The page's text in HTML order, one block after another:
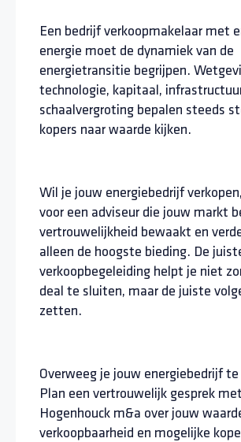
Een bedrijf verkoopmakelaar met
energie moet de dynamiek van de
energietransitie begrijpen.
technologie, kapitaal,
schaalvergroting bepalen steeds
kopers naar waarde kijken.
Wil je jouw energiebedrijf
voor een adviseur die jouw markt
vertrouwelijkheid bewaakt en
alleen de hoogste bieding. De
verkoopbegeleiding helpt je niet
deal te sluiten, maar de juiste
zetten.
Overweeg je jouw energiebedrijf te
Plan een vertrouwelijk gesprek met
Hogenhouck m&a over jouw
verkoopbaarheid en mogelijke